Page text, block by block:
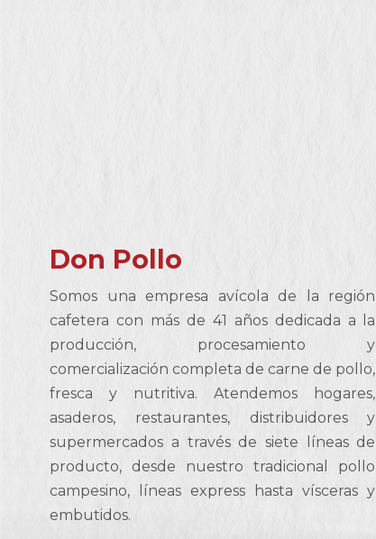
Don Pollo
Somos una empresa avícola de la región
cafetera con más de 41 años dedicada a la
producción, procesamiento y
comercialización completa de carne de pollo,
fresca y nutritiva. Atendemos hogares,
asaderos, restaurantes, distribuidores y
supermercados a través de siete líneas de
producto, desde nuestro tradicional pollo
campesino, líneas express hasta vísceras y
embutidos.